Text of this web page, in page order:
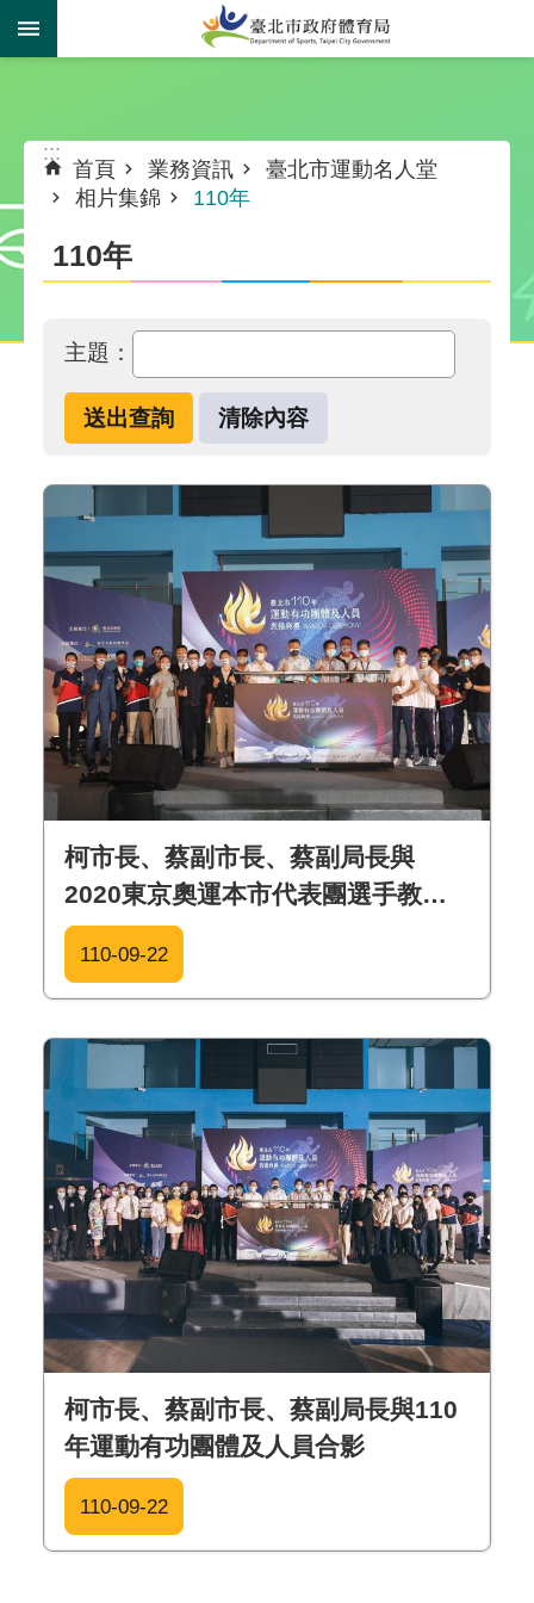
跳到主要內容區塊
:::
首頁 業務資訊
臺北市運動名人堂
相片集錦
110年
110年
主題：
柯市長、蔡副市長、蔡副局長與
2020東京奧運本市代表團選手教練
合影
110-09-22
柯市長、蔡副市長、蔡副局長與110
年運動有功團體及人員合影
110-09-22